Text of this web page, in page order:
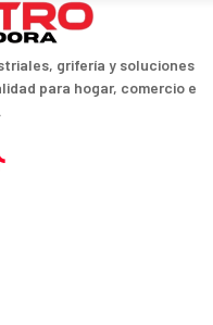
grifería y soluciones
para hogar, comercio e